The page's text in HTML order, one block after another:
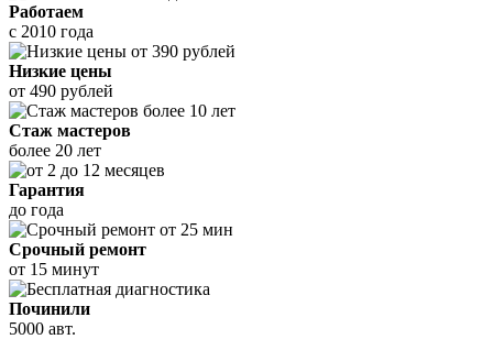
Работаем
с 2010 года
Низкие цены
от 490 рублей
Стаж мастеров
более 20 лет
Гарантия
до года
Срочный ремонт
от 15 минут
Починили
5000 авт.